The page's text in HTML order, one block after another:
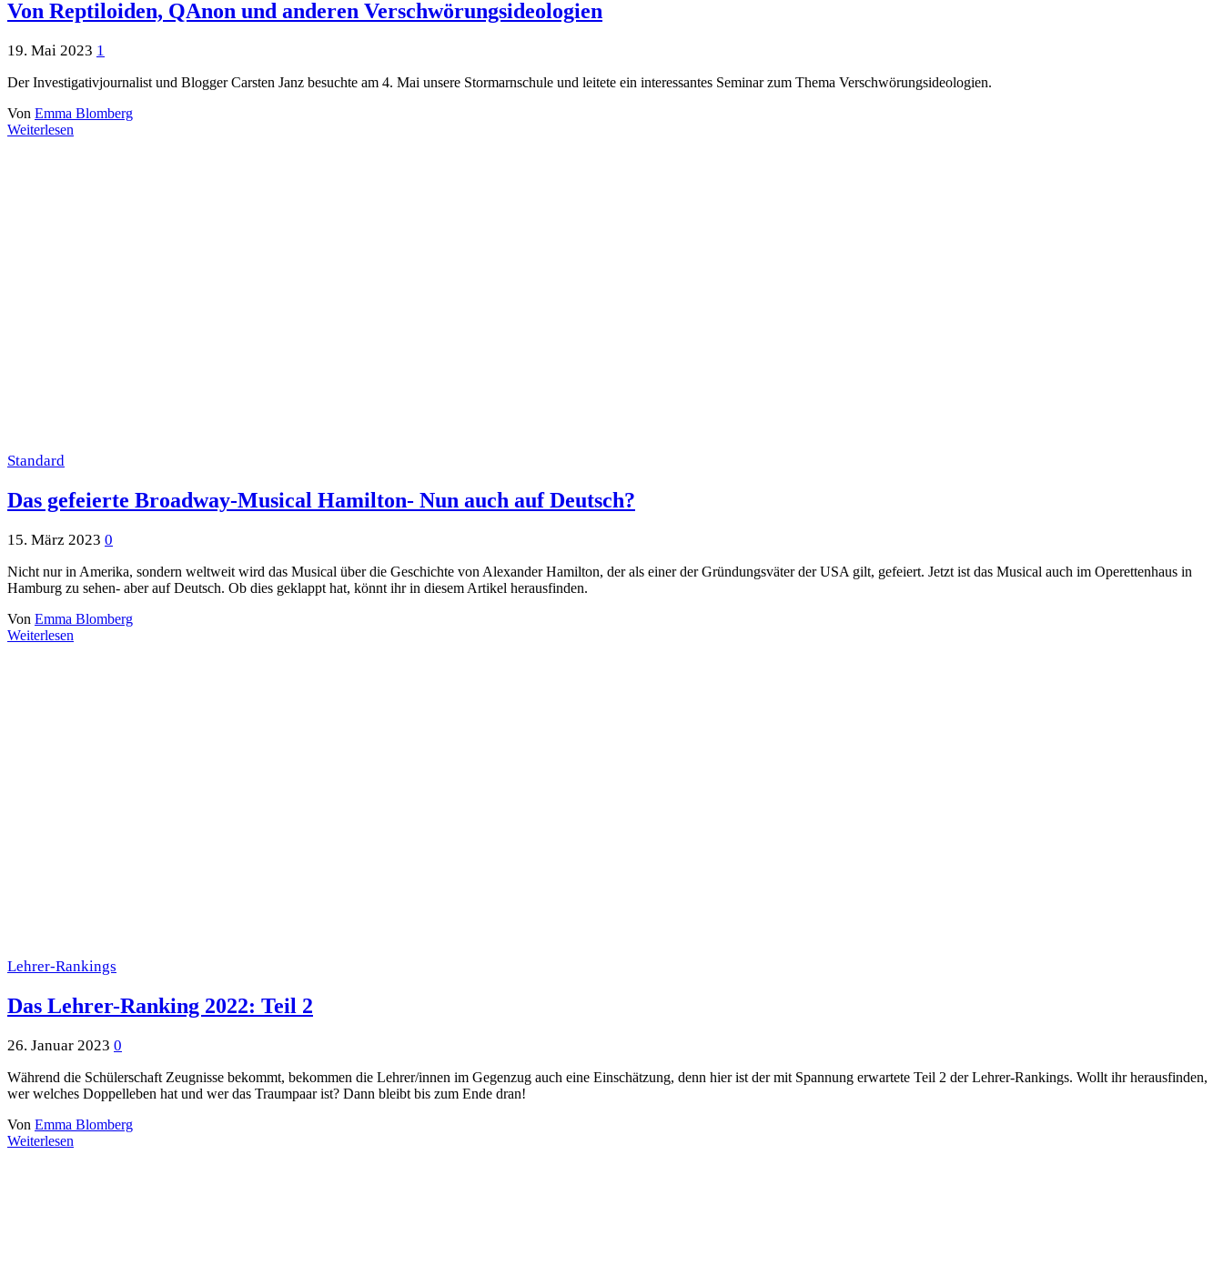
Von Reptiloiden, QAnon und anderen Verschwörungsideologien
19. Mai 2023 1
Der Investigativjournalist und Blogger Carsten Janz besuchte am 4. Mai unsere Stormarnschule und leitete ein interessantes Seminar zum Thema Verschwörungsideologien.
Von Emma Blomberg
Weiterlesen
Standard
Das gefeierte Broadway-Musical Hamilton- Nun auch auf Deutsch?
15. März 2023 0
Nicht nur in Amerika, sondern weltweit wird das Musical über die Geschichte von Alexander Hamilton, der als einer der Gründungsväter der USA gilt, gefeiert. Jetzt ist das Musical auch im Operettenhaus in
Hamburg zu sehen- aber auf Deutsch. Ob dies geklappt hat, könnt ihr in diesem Artikel herausfinden.
Von Emma Blomberg
Weiterlesen
Lehrer-Rankings
Das Lehrer-Ranking 2022: Teil 2
26. Januar 2023 0
Während die Schülerschaft Zeugnisse bekommt, bekommen die Lehrer/innen im Gegenzug auch eine Einschätzung, denn hier ist der mit Spannung erwartete Teil 2 der Lehrer-Rankings. Wollt ihr herausfinden,
wer welches Doppelleben hat und wer das Traumpaar ist? Dann bleibt bis zum Ende dran!
Von Emma Blomberg
Weiterlesen